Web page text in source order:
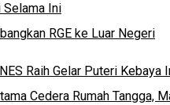
Ini
RGE ke Luar Negeri
Raih Gelar Puteri Kebaya
Cedera Rumah Tangga,